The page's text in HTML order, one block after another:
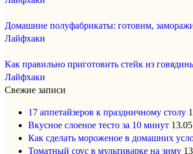
Домашние полуфабрикаты: готовим,
Лайфхаки
Как правильно приготовить стейк из
Лайфхаки
Свежие записи
17 аппетайзеров к праздничному столу
Вкусное слоеное тесто за 10 минут
Как сделать мороженое в домашних
Томатный соус в мультиварке на зиму